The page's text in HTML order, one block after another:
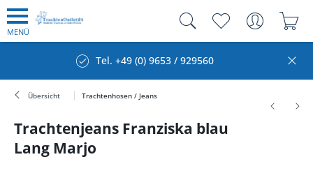
MENÜ
Tel. +49 (0) 9653 / 929560
Übersicht Trachtenhosen / Jeans
Trachtenjeans Franziska blau
Lang Marjo